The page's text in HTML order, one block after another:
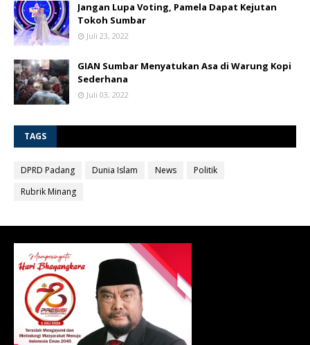
Jangan Lupa Voting, Pamela Dapat Kejutan
Tokoh Sumbar
Juli 23, 2022
GIAN Sumbar Menyatukan Asa di Warung Kopi
Sederhana
Juli 03, 2022
TAGS
DPRD Padang Dunia Islam News
Politik
Rubrik Minang